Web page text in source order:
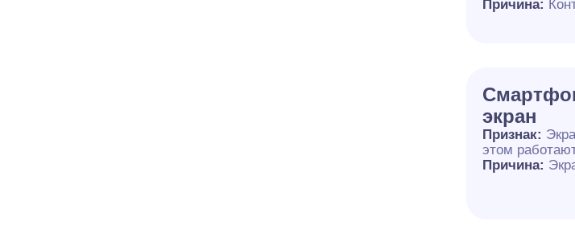
Причина:
экран
Признак:
этом
Причина: